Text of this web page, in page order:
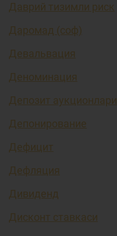
Даврий тизимли риск
Даромад (соф)
Девальвация
Деноминация
Депозит аукционлари
Депонирование
Дефицит
Дефляция
Дивиденд
Дисконт ставкаси